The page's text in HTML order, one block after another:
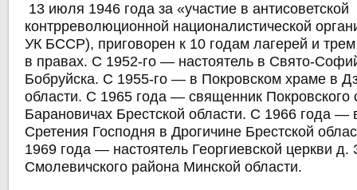
13 июля 1946 года за «участие в антисоветской
контрреволюционной националистической
УК БССР), приговорен к 10 годам лагерей и
в правах. С 1952-го — настоятель в Свято-
Бобруйска. С 1955-го — в Покровском храме в
области. С 1965 года — священник Покровского
Барановичах Брестской области. С 1966 года —
Сретения Господня в Дрогичине Брестской
1969 года — настоятель Георгиевской церкви д.
Смолевичского района Минской области.